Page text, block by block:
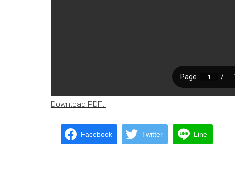
Download PDF...
Facebook Twitter Line